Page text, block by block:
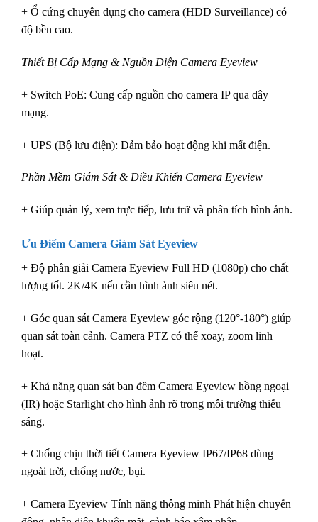
+ Ổ cứng chuyên dụng cho camera (HDD Surveillance) có
độ bền cao.
Thiết Bị Cấp Mạng & Nguồn Điện Camera Eyeview
+ Switch PoE: Cung cấp nguồn cho camera IP qua dây
mạng.
+ UPS (Bộ lưu điện): Đảm bảo hoạt động khi mất điện.
Phần Mềm Giám Sát & Điều Khiển Camera Eyeview
+ Giúp quản lý, xem trực tiếp, lưu trữ và phân tích hình ảnh.
Ưu Điểm Camera Giám Sát Eyeview
+ Độ phân giải Camera Eyeview Full HD (1080p) cho chất
lượng tốt. 2K/4K nếu cần hình ảnh siêu nét.
+ Góc quan sát Camera Eyeview góc rộng (120°-180°) giúp
quan sát toàn cảnh. Camera PTZ có thể xoay, zoom linh
hoạt.
+ Khả năng quan sát ban đêm Camera Eyeview hồng ngoại
(IR) hoặc Starlight cho hình ảnh rõ trong môi trường thiếu
sáng.
+ Chống chịu thời tiết Camera Eyeview IP67/IP68 dùng
ngoài trời, chống nước, bụi.
+ Camera Eyeview Tính năng thông minh Phát hiện chuyển